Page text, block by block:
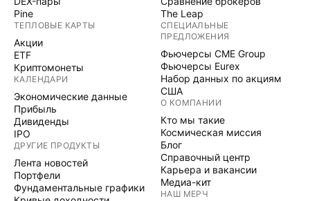
Pine
ТЕПЛОВЫЕ КАРТЫ
Акции
ETF
Криптомонеты
КАЛЕНДАРИ
Экономические данные
Прибыль
Дивиденды
IPO
ДРУГИЕ ПРОДУКТЫ
Лента новостей
Портфели
Фундаментальные графики
The Leap
СПЕЦИАЛЬНЫЕ
ПРЕДЛОЖЕНИЯ
Фьючерсы CME Group
Фьючерсы Eurex
Набор данных по акциям
США
О КОМПАНИИ
Кто мы такие
Космическая миссия
Блог
Справочный центр
Карьера и вакансии
Медиа-кит
НАШ МЕРЧ